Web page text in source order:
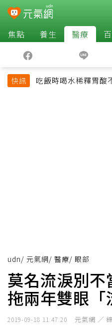
焦點 養生 醫療
快訊
吃飯時喝水稀釋胃酸
udn/ 元氣網/ 醫療/ 眼部
莫名流淚別
拖兩年雙眼「
2019-09-18 11:47:20 元氣網 ／